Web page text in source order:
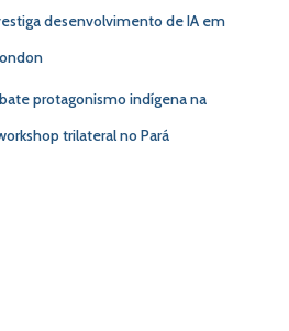
desenvolvimento de IA em
protagonismo indígena na
trilateral no Pará